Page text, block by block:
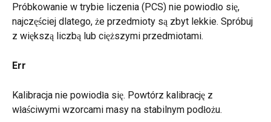
Próbkowanie w trybie liczenia (PCS) nie powiodło się,
najczęściej dlatego, że przedmioty są zbyt lekkie. Spróbuj
z większą liczbą lub cięższymi przedmiotami.
Err
Kalibracja nie powiodła się. Powtórz kalibrację z
właściwymi wzorcami masy na stabilnym podłożu.